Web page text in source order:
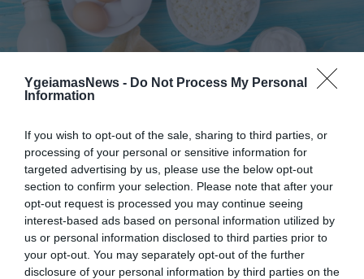
YgeiamasNews - Do Not Process My Personal
Information
If you wish to opt-out of the sale, sharing to third parties, or
processing of your personal or sensitive information for
targeted advertising by us, please use the below opt-out
section to confirm your selection. Please note that after your
opt-out request is processed you may continue seeing
interest-based ads based on personal information utilized by
us or personal information disclosed to third parties prior to
your opt-out. You may separately opt-out of the further
disclosure of your personal information by third parties on the
Το τρόφιμο που «χτίζει» γερά οστά και
μειώνει τον κίνδυνο καταγμάτων